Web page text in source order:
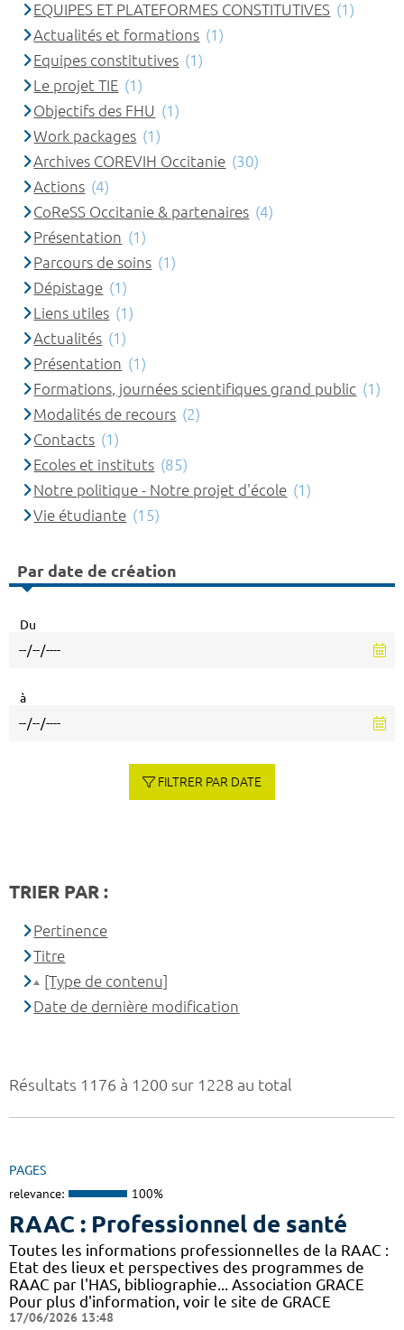
Résultats 1176 à 1200 sur 1228 au total
PAGES
relevance: 100%
RAAC : Professionnel de santé
Toutes les informations professionnelles de la RAAC :
Etat des lieux et perspectives des programmes de
RAAC par l'HAS, bibliographie... Association GRACE
Pour plus d'information, voir le site de GRACE
17/06/2026 13:48
EQUIPES ET PLATEFORMES CONSTITUTIVES (1)
Actualités et formations (1)
Equipes constitutives (1)
Le projet TIE (1)
Objectifs des FHU (1)
Work packages (1)
Archives COREVIH Occitanie (30)
Actions (4)
CoReSS Occitanie & partenaires (4)
Présentation (1)
Parcours de soins (1)
Dépistage (1)
Liens utiles (1)
Actualités (1)
Présentation (1)
Formations, journées scientifiques grand public (1)
Modalités de recours (2)
Contacts (1)
Ecoles et instituts (85)
Notre politique - Notre projet d'école (1)
Vie étudiante (15)
Par date de création
Du
à
FILTRER PAR DATE
TRIER PAR :
Pertinence
Titre
[Type de contenu]
Date de dernière modification